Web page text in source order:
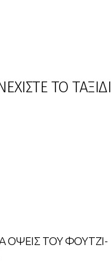
ΤΟ ΤΑΞΙΔΙ
ΟΨΕΙΣ ΤΟΥ ΦΟΥΤΖΙ-